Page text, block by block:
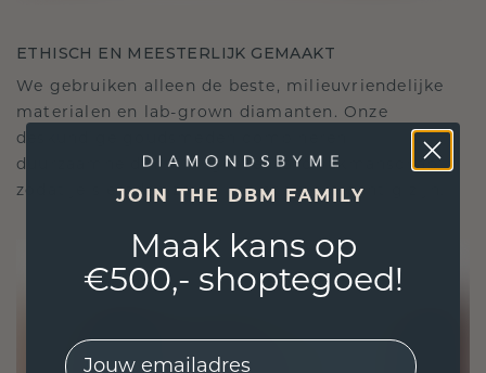
ETHISCH EN MEESTERLIJK GEMAAKT
We gebruiken alleen de beste, milieuvriendelijke
materialen en lab-grown diamanten. Onze
deskundige goudsmeden combineren
duurzaamheid met ongeëvenaard vakmanschap,
zodat je sieraden zowel ethisch als prachtig zijn.
JOIN THE DBM FAMILY
Maak kans op
€500,- shoptegoed!
EMail